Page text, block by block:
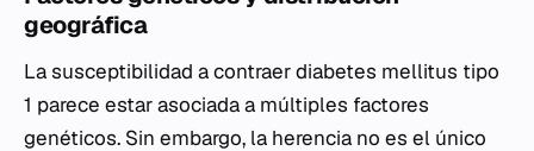
geográfica
La susceptibilidad a contraer diabetes mellitus tipo
1 parece estar asociada a múltiples factores
genéticos. Sin embargo, la herencia no es el único